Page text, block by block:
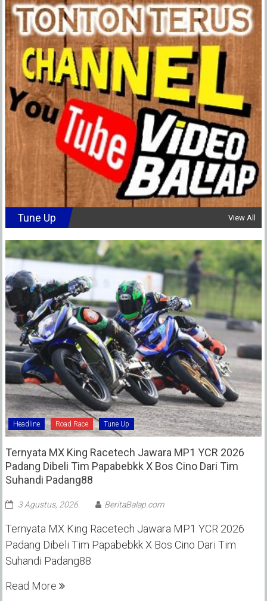
Tune Up View All
Headline Road Race Tune Up
Ternyata MX King Racetech Jawara MP1 YCR 2026
Padang Dibeli Tim Papabebkk X Bos Cino Dari Tim
Suhandi Padang88
3 Agustus, 2026 BeritaBalap.com
Ternyata MX King Racetech Jawara MP1 YCR 2026
Padang Dibeli Tim Papabebkk X Bos Cino Dari Tim
Suhandi Padang88
Read More